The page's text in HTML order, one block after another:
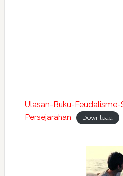
Ulasan-Buku-Feudalisme-
Persejarahan
Download